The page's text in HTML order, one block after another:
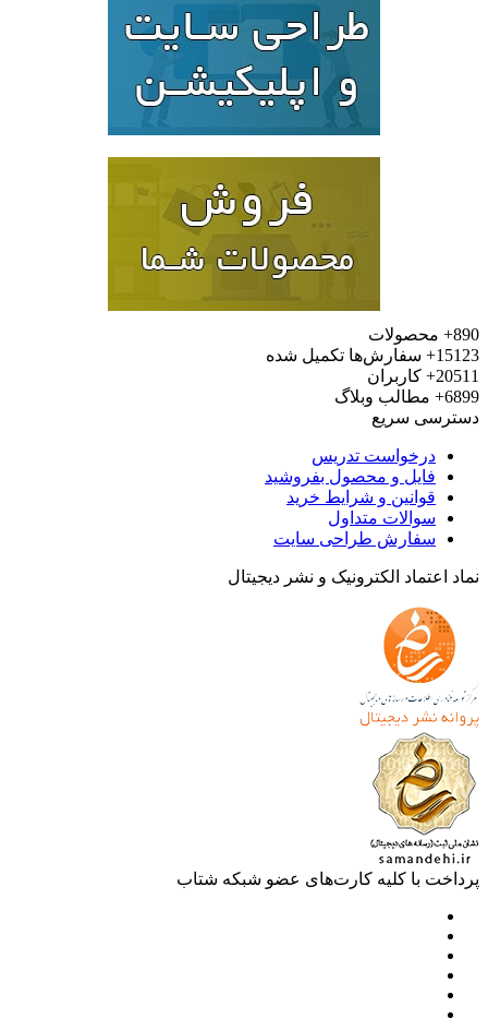
محصولات
سفارش‌ها تکمیل شده
کاربران
مطالب وبلاگ
سریع
درخواست تدریس
فایل و محصول بفروشید
قوانین و شرایط خرید
سوالات متداول
سفارش طراحی سایت
اعتماد الکترونیک و نشر دیجیتال
با کلیه کارت‌های عضو شبکه شتاب